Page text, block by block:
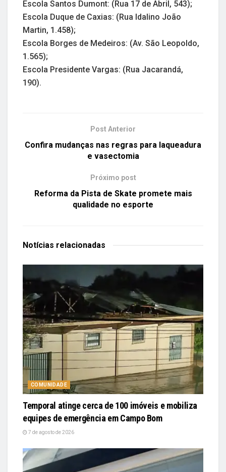
Escola Santos Dumont: (Rua 17 de Abril, 543);
Escola Duque de Caxias: (Rua Idalino João
Martin, 1.458);
Escola Borges de Medeiros: (Av. São Leopoldo,
1.565);
Escola Presidente Vargas: (Rua Jacarandá,
190).
Post Anterior
Confira mudanças nas regras para laqueadura
e vasectomia
Próximo post
Reforma da Pista de Skate promete mais
qualidade no esporte
Notícias relacionadas
COMUNIDADE
Temporal atinge cerca de 100 imóveis e mobiliza
equipes de emergência em Campo Bom
7 de agosto de 2026